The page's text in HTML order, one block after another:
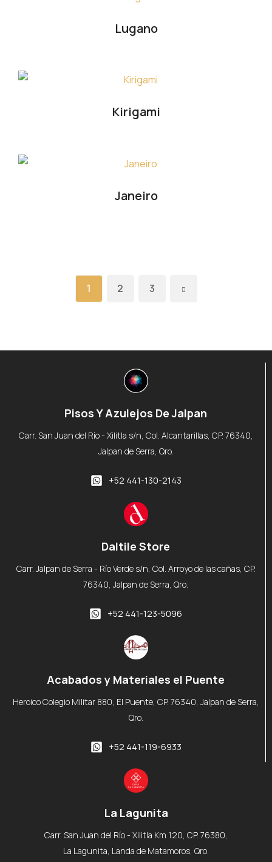
Lugano
Kirigami
Janeiro
1 2 3
Pisos Y Azulejos De Jalpan
Carr. San Juan del Río - Xilitla s/n, Col. Alcantarillas, CP. 76340,
Jalpan de Serra, Qro.
+52 441-130-2143
Daltile Store
Carr. Jalpan de Serra - Río Verde s/n, Col. Arroyo de las cañas, CP.
76340, Jalpan de Serra, Qro.
+52 441-123-5096
Acabados y Materiales el Puente
Heroico Colegio Militar 880, El Puente, CP. 76340, Jalpan de Serra,
Qro.
+52 441-119-6933
La Lagunita
Carr. San Juan del Río - Xilitla Km 120, CP. 76380,
La Lagunita, Landa de Matamoros, Qro.